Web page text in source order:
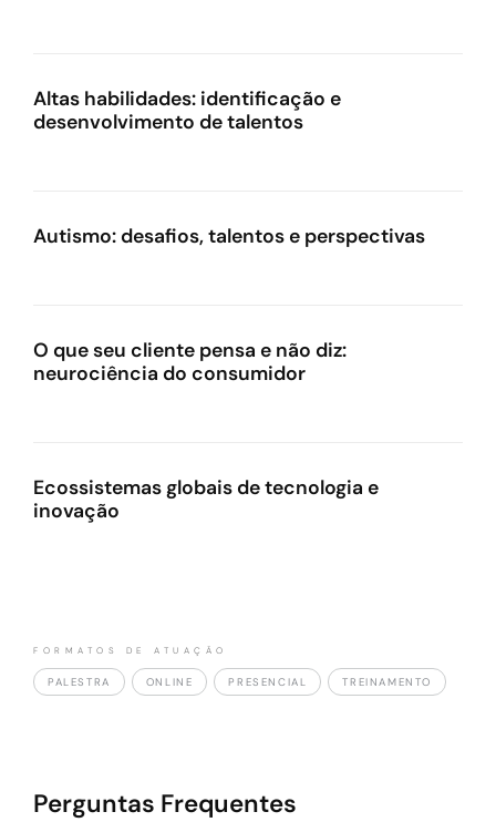
Altas habilidades: identificação e
desenvolvimento de talentos
Autismo: desafios, talentos e perspectivas
O que seu cliente pensa e não diz:
neurociência do consumidor
Ecossistemas globais de tecnologia e
inovação
FORMATOS DE ATUAÇÃO
PALESTRA ONLINE PRESENCIAL TREINAMENTO
Perguntas Frequentes